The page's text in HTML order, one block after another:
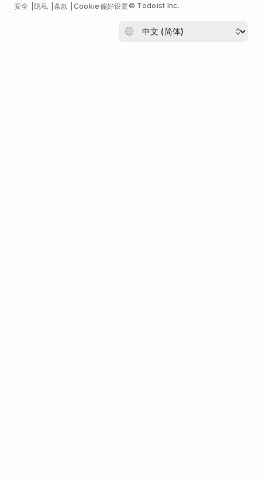
安全 隐私 条款 Cookie偏好设置© Todoist Inc.